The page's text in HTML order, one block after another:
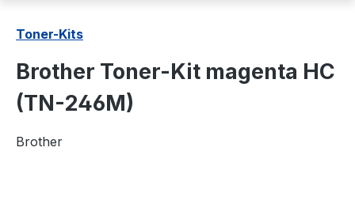
Toner-Kits
Brother Toner-Kit magenta HC
(TN-246M)
Brother